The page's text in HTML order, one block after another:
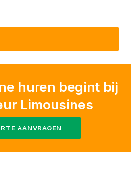
huren begint bij
Limousines
AANVRAGEN